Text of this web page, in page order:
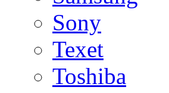
Sony
Texet
Toshiba